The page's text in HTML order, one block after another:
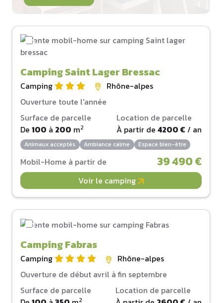
Camping Saint Lager Bressac
Camping
Rhône-alpes
Ouverture toute l'année
Surface de parcelle
De 100 à 200 m2
Location de parcelle
À partir de 4200 € / an
Animaux acceptés Ambiance calme Espace bien-être
Mobil-Home à partir de 39 490 €
Voir le camping
Camping Fabras
Camping
Rhône-alpes
Ouverture de début avril à fin septembre
Surface de parcelle
2
Location de parcelle